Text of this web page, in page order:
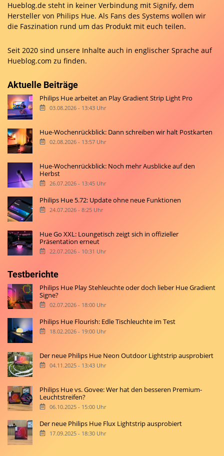
Hueblog.de steht in keiner Verbindung mit Signify, dem
Hersteller von Philips Hue. Als Fans des Systems wollen wir
die Faszination rund um das Produkt mit euch teilen.
Seit 2020 sind unsere Inhalte auch in englischer Sprache auf
Hueblog.com zu finden.
Aktuelle Beiträge
Philips Hue arbeitet an Play Gradient Strip Light Pro
03.08.2026 - 13:43 Uhr
Hue-Wochenrückblick: Dann schreiben wir halt Postkarten
02.08.2026 - 13:57 Uhr
Hue-Wochenrückblick: Noch mehr Ausblicke auf den
Herbst
26.07.2026 - 13:45 Uhr
Philips Hue 5.72: Update ohne neue Funktionen
24.07.2026 - 8:25 Uhr
Hue Go XXL: Loungetisch zeigt sich in offizieller
Präsentation erneut
22.07.2026 - 10:31 Uhr
Testberichte
Philips Hue Play Stehleuchte oder doch lieber Hue Gradient
Signe?
02.07.2026 - 18:00 Uhr
Philips Hue Flourish: Edle Tischleuchte im Test
18.02.2026 - 19:00 Uhr
Der neue Philips Hue Neon Outdoor Lightstrip ausprobiert
04.11.2025 - 13:43 Uhr
Philips Hue vs. Govee: Wer hat den besseren Premium-
Leuchtstreifen?
06.10.2025 - 15:00 Uhr
Der neue Philips Hue Flux Lightstrip ausprobiert
17.09.2025 - 18:30 Uhr